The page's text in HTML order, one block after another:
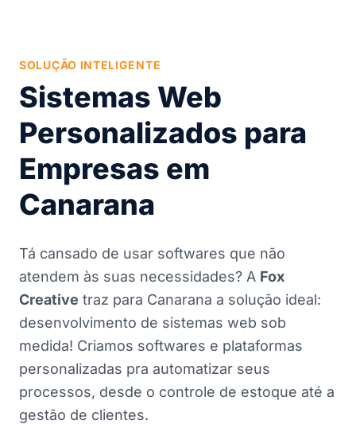
SOLUÇÃO INTELIGENTE
Sistemas Web
Personalizados para
Empresas em
Canarana
Tá cansado de usar softwares que não
atendem às suas necessidades? A Fox
Creative traz para Canarana a solução ideal:
desenvolvimento de sistemas web sob
medida! Criamos softwares e plataformas
personalizadas pra automatizar seus
processos, desde o controle de estoque até a
gestão de clientes.